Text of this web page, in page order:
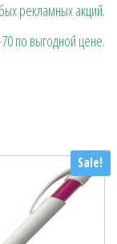
рекламных акций.
по выгодной цене.
Sale!